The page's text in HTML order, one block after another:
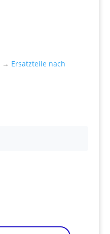
→ Ersatzteile nach